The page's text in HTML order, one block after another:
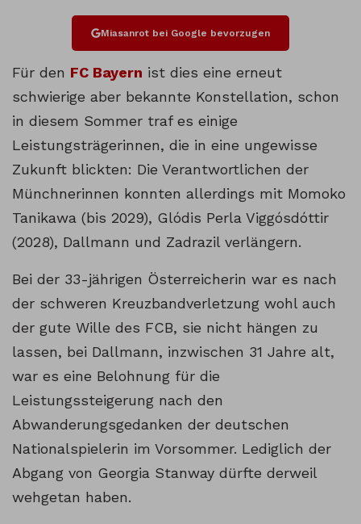
Miasanrot bei Google bevorzugen
Für den FC Bayern ist dies eine erneut
schwierige aber bekannte Konstellation, schon
in diesem Sommer traf es einige
Leistungsträgerinnen, die in eine ungewisse
Zukunft blickten: Die Verantwortlichen der
Münchnerinnen konnten allerdings mit Momoko
Tanikawa (bis 2029), Glódis Perla Viggósdóttir
(2028), Dallmann und Zadrazil verlängern.
Bei der 33-jährigen Österreicherin war es nach
der schweren Kreuzbandverletzung wohl auch
der gute Wille des FCB, sie nicht hängen zu
lassen, bei Dallmann, inzwischen 31 Jahre alt,
war es eine Belohnung für die
Leistungssteigerung nach den
Abwanderungsgedanken der deutschen
Nationalspielerin im Vorsommer. Lediglich der
Abgang von Georgia Stanway dürfte derweil
wehgetan haben.